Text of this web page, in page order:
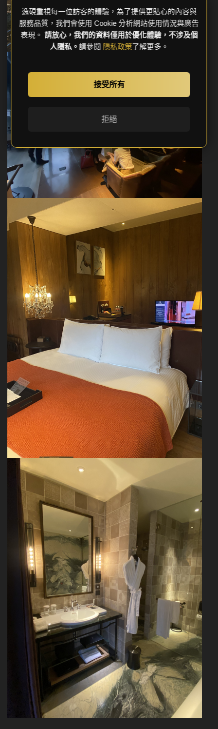
逸硯重視每一位訪客的體驗，為了提供更貼心的內容與
服務品質，我們會使用 Cookie 分析網站使用情況與廣告
表現。 請放心，我們的資料僅用於優化體驗，不涉及個
人隱私。請參閱 隱私政策了解更多。
接受所有
拒絕